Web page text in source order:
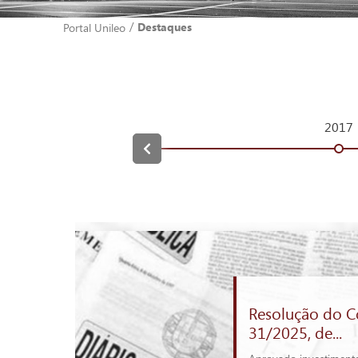
Portal Unileo / Destaques
2017
Resolução do
31/2025, de...